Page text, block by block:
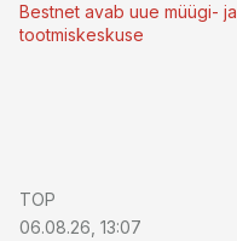
Bestnet avab uue müügi- ja
tootmiskeskuse
TOP
06.08.26, 13:07